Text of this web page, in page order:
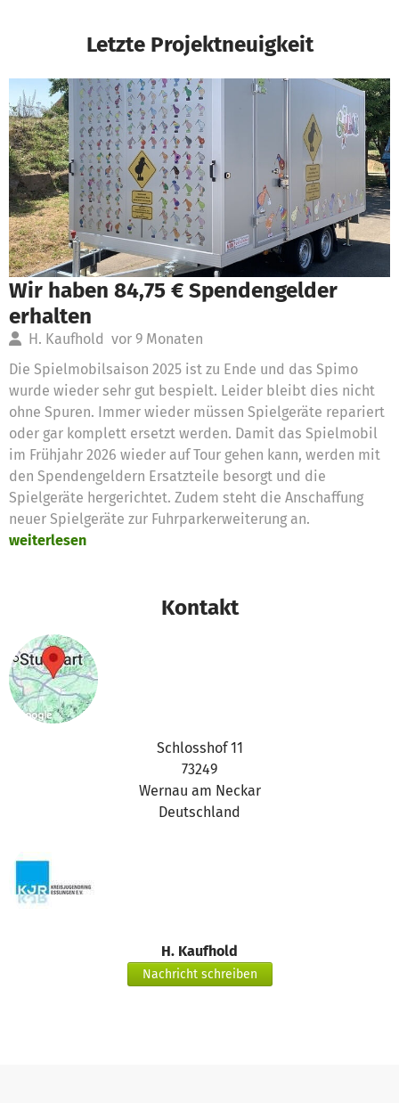
Letzte Projektneuigkeit
Wir haben 84,75 € Spendengelder
erhalten
H. Kaufhold vor 9 Monaten
Die Spielmobilsaison 2025 ist zu Ende und das Spimo
wurde wieder sehr gut bespielt. Leider bleibt dies nicht
ohne Spuren. Immer wieder müssen Spielgeräte repariert
oder gar komplett ersetzt werden. Damit das Spielmobil
im Frühjahr 2026 wieder auf Tour gehen kann, werden mit
den Spendengeldern Ersatzteile besorgt und die
Spielgeräte hergerichtet. Zudem steht die Anschaffung
neuer Spielgeräte zur Fuhrparkerweiterung an.
weiterlesen
Kontakt
Schlosshof 11
73249
Wernau am Neckar
Deutschland
H. Kaufhold
Nachricht schreiben